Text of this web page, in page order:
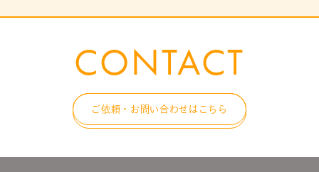
CONTACT
ご依頼・お問い合わせはこちら